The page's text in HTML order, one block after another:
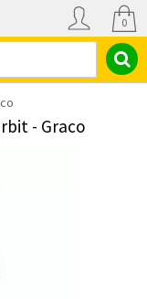
0
- Graco